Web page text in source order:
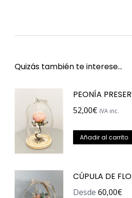
Quizás también te interese…
PEONÍA
52,00€ IVA inc.
Añadir al carrito
CÚPULA DE
Desde 60,00€